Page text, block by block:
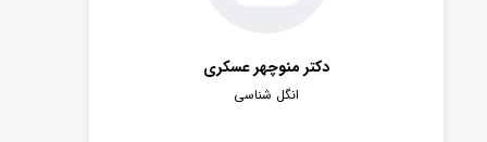
دکتر منوچهر عسکری
انگل شناسی